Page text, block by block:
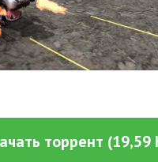
торрент (19,59